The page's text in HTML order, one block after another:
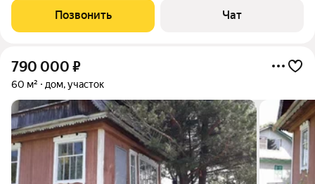
Позвонить Чат
790 000 ₽
60 м² дом, участок